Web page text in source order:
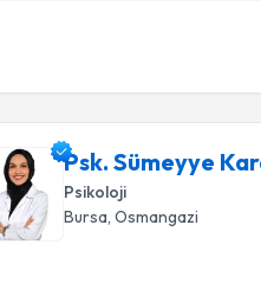
Psk. Sümeyye
Psikoloji
Bursa, Osmangazi